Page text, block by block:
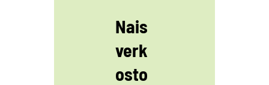
Nais
verk
osto